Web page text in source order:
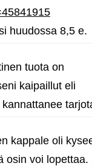
huudossa 8,5 e.
tuota on
kaipaillut eli
kappale oli
osin voi lopettaa.